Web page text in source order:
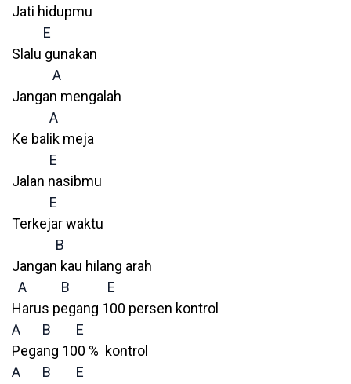
Jati hidupmu
E
Slalu gunakan
A
Jangan mengalah
A
Ke balik meja
E
Jalan nasibmu
E
Terkejar waktu
B
Jangan kau hilang arah
A
B
E
Harus pegang 100 persen kontrol
A
B
E
Pegang 100 % kontrol
A
B
E